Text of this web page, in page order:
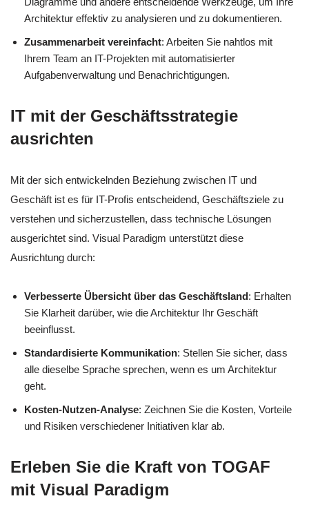
Architektur effektiv zu analysieren und zu dokumentieren.
Zusammenarbeit vereinfacht: Arbeiten Sie nahtlos mit
Ihrem Team an IT-Projekten mit automatisierter
Aufgabenverwaltung und Benachrichtigungen.
IT mit der Geschäftsstrategie
ausrichten
Mit der sich entwickelnden Beziehung zwischen IT und
Geschäft ist es für IT-Profis entscheidend, Geschäftsziele zu
verstehen und sicherzustellen, dass technische Lösungen
ausgerichtet sind. Visual Paradigm unterstützt diese
Ausrichtung durch:
Verbesserte Übersicht über das Geschäftsland: Erhalten
Sie Klarheit darüber, wie die Architektur Ihr Geschäft
beeinflusst.
Standardisierte Kommunikation: Stellen Sie sicher, dass
alle dieselbe Sprache sprechen, wenn es um Architektur
geht.
Kosten-Nutzen-Analyse: Zeichnen Sie die Kosten, Vorteile
und Risiken verschiedener Initiativen klar ab.
Erleben Sie die Kraft von TOGAF
mit Visual Paradigm